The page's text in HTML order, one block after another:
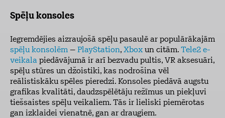
Spēļu konsoles
Iegremdējies aizraujošā spēļu pasaulē ar populārākajām
spēļu konsolēm – PlayStation, Xbox un citām. Tele2 e-
veikala piedāvājumā ir arī bezvadu pultis, VR aksesuāri,
spēļu stūres un džoistiki, kas nodrošina vēl
reālistiskāku spēles pieredzi. Konsoles piedāvā augstu
grafikas kvalitāti, daudzspēlētāju režīmus un piekļuvi
tiešsaistes spēļu veikaliem. Tās ir lieliski piemērotas
gan izklaidei vienatnē, gan ar draugiem.